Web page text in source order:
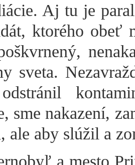
Aj tu je
ktorého obeť
sveta.
sme nakazení,
ale aby slúžil a
a mesto